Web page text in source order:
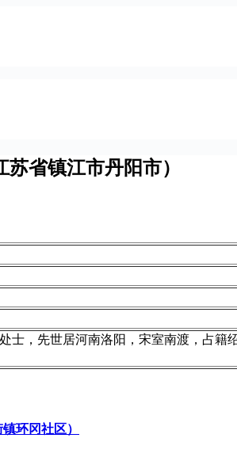
省镇江市丹阳市）
士，先世居河南洛阳，宋室南渡，占
环冈社区）